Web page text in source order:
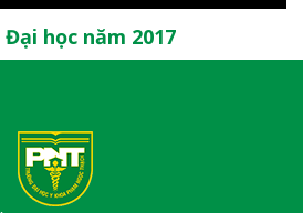
học năm 2017